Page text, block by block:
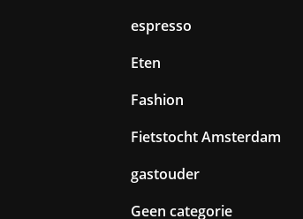
espresso
Eten
Fashion
Fietstocht Amsterdam
gastouder
Geen categorie